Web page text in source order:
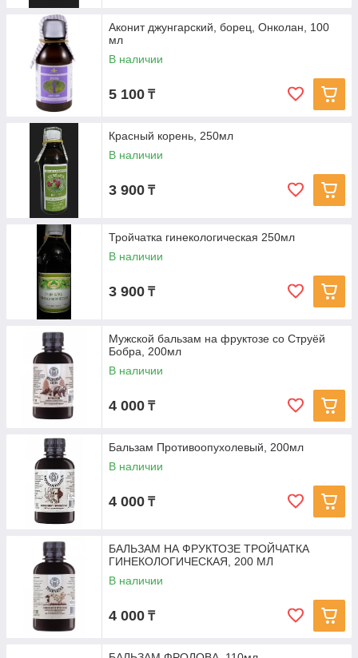
Аконит джунгарский, борец, Онколан, 100
мл
В наличии
5 100 ₸
Красный корень, 250мл
В наличии
3 900 ₸
Тройчатка гинекологическая 250мл
В наличии
3 900 ₸
Мужской бальзам на фруктозе со Струёй
Бобра, 200мл
В наличии
4 000 ₸
Бальзам Противоопухолевый, 200мл
В наличии
4 000 ₸
БАЛЬЗАМ НА ФРУКТОЗЕ ТРОЙЧАТКА
ГИНЕКОЛОГИЧЕСКАЯ, 200 МЛ
В наличии
4 000 ₸